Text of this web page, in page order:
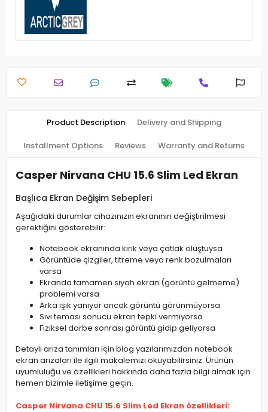
Product Description Delivery and Shipping
Installment Options Reviews Warranty and Returns
Casper Nirvana CHU 15.6 Slim Led Ekran
Başlıca Ekran Değişim Sebepleri
Aşağıdaki durumlar cihazınızın ekranının değiştirilmesi
gerektiğini gösterebilir:
Notebook ekranında kırık veya çatlak oluştuysa
Görüntüde çizgiler, titreme veya renk bozulmaları
varsa
Ekranda tamamen siyah ekran (görüntü gelmeme)
problemi varsa
Arka ışık yanıyor ancak görüntü görünmüyorsa
Sıvı teması sonucu ekran tepki vermiyorsa
Fiziksel darbe sonrası görüntü gidip geliyorsa
Detaylı arıza tanımları için blog yazılarımızdan notebook
ekran arızaları ile ilgili makalemizi okuyabilirsiniz. Ürünün
uyumluluğu ve özellikleri hakkında daha fazla bilgi almak için
hemen bizimle iletişime geçin.
Casper Nirvana CHU 15.6 Slim Led Ekran özellikleri: